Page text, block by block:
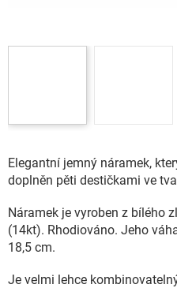
Elegantní jemný náramek,
doplněn pěti destičkami ve
Náramek je vyroben z bílého
(14kt). Rhodiováno. Jeho
18,5 cm.
Je velmi lehce